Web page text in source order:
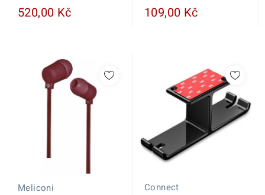
520,00 Kč 109,00 Kč
Meliconi
Connect